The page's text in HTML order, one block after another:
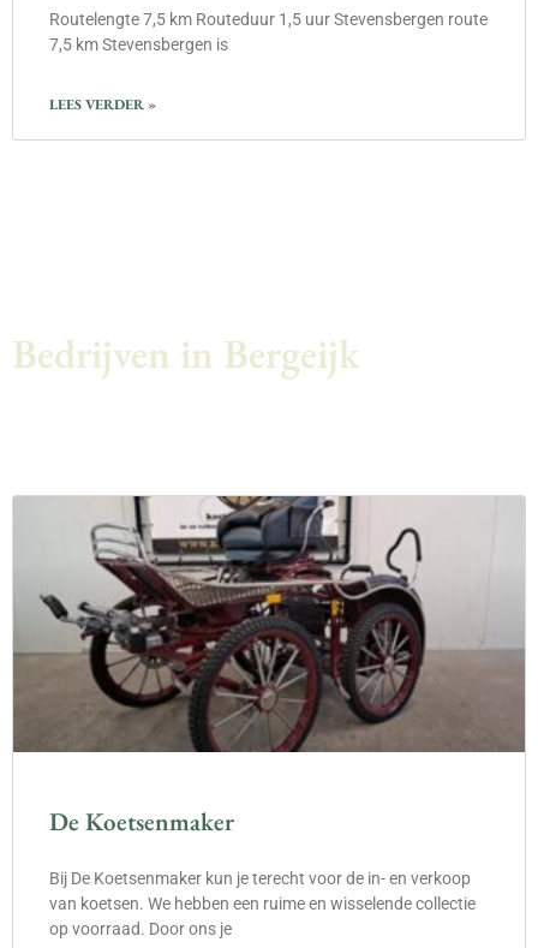
Routelengte 7,5 km Routeduur 1,5 uur Stevensbergen route
7,5 km Stevensbergen is
LEES VERDER »
Bedrijven in Bergeijk
De Koetsenmaker
Bij De Koetsenmaker kun je terecht voor de in- en verkoop
van koetsen. We hebben een ruime en wisselende collectie
op voorraad. Door ons je